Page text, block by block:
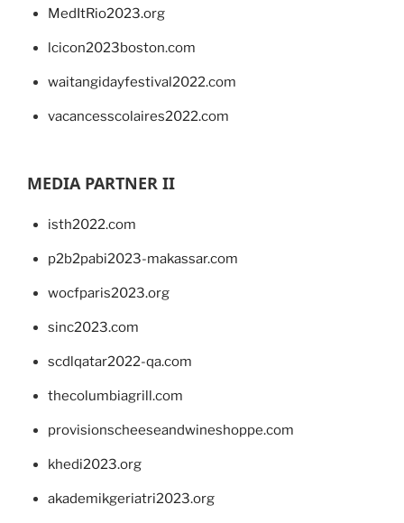
MedItRio2023.org
lcicon2023boston.com
waitangidayfestival2022.com
vacancesscolaires2022.com
MEDIA PARTNER II
isth2022.com
p2b2pabi2023-makassar.com
wocfparis2023.org
sinc2023.com
scdlqatar2022-qa.com
thecolumbiagrill.com
provisionscheeseandwineshoppe.com
khedi2023.org
akademikgeriatri2023.org